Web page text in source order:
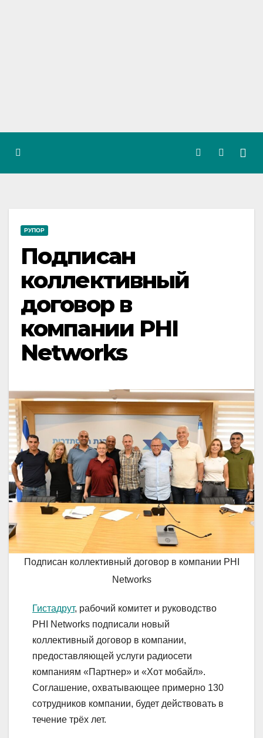
РУПОР
Подписан
коллективный
договор в
компании PHI
Networks
Подписан коллективный договор в компании PHI
Networks
Гистадрут, рабочий комитет и руководство
PHI Networks подписали новый
коллективный договор в компании,
предоставляющей услуги радиосети
компаниям «Партнер» и «Хот мобайл».
Соглашение, охватывающее примерно 130
сотрудников компании, будет действовать в
течение трёх лет.